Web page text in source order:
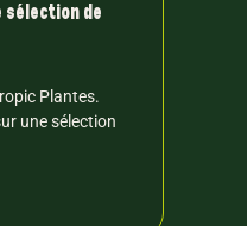
sélection de
Plantes.
une sélection